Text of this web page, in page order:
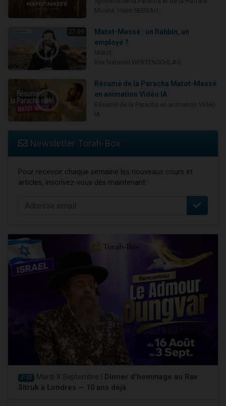
27:09
Matot-Massé : un Rabbin, un
employé ?
Résumé de la Paracha Matot-Massé
en animation Vidéo IA
Newsletter Torah-Box
Pour recevoir chaque semaine les nouveaux cours et
articles, inscrivez-vous dès maintenant :
J-32 Mardi 8 Septembre |
Dinner d'hommage au Rav
Sitruk à Londres — 10 ans déjà